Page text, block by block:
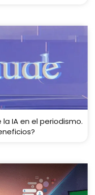
IA en el periodismo.